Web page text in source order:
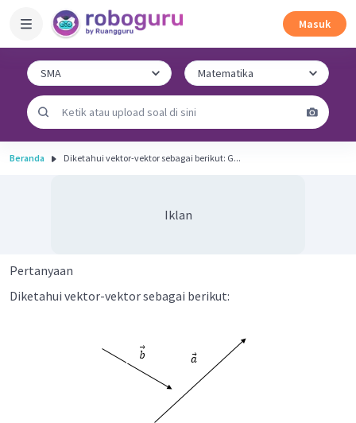
Masuk
Beranda Diketahui vektor-vektor sebagai berikut: G...
Iklan
Pertanyaan
Diketahui vektor-vektor sebagai berikut: